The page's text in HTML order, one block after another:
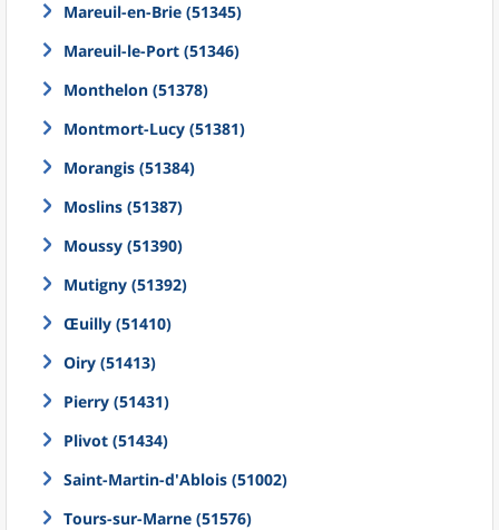
Mareuil-en-Brie (51345)
Mareuil-le-Port (51346)
Monthelon (51378)
Montmort-Lucy (51381)
Morangis (51384)
Moslins (51387)
Moussy (51390)
Mutigny (51392)
Œuilly (51410)
Oiry (51413)
Pierry (51431)
Plivot (51434)
Saint-Martin-d'Ablois (51002)
Tours-sur-Marne (51576)